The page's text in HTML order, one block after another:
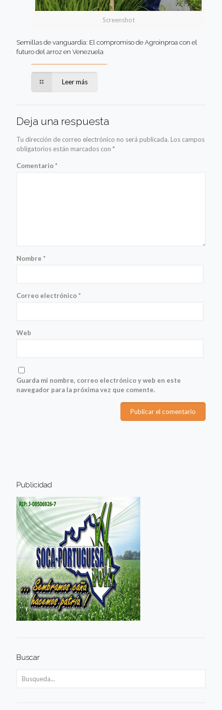
Screenshot
Semillas de vanguardia: El compromiso de Agroinproa con el
futuro del arroz en Venezuela
Leer más
Deja una respuesta
Tu dirección de correo electrónico no será publicada. Los campos
obligatorios están marcados con *
Comentario*
Nombre *
Correo electrónico*
Web
Guarda mi nombre, correo electrónico y web en este
navegador para la próxima vez que comente.
Publicidad
Buscar